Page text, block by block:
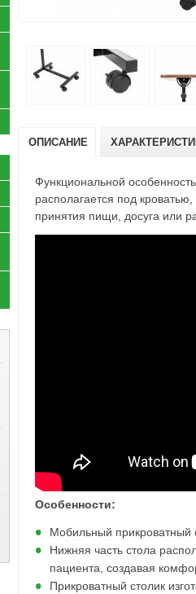
ОПИСАНИЕ
Функциональной
располагается под
принятия пищи, досуга или
Особенности:
Мобильный прикроватный
Нижняя часть стола
пациента, создавая
Прикроватный столик